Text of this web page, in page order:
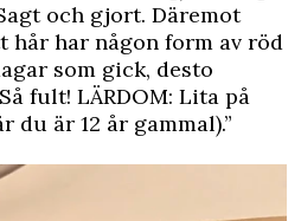
och gjort. Däremot
hår har någon form av röd
som gick, desto
fult! LÄRDOM: Lita på
är 12 år gammal).”